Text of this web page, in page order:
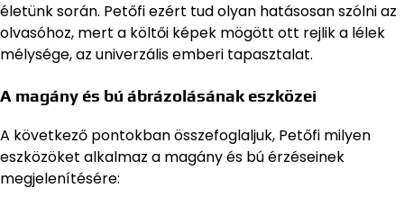
életünk során. Petőfi ezért tud olyan hatásosan szólni az
olvasóhoz, mert a költői képek mögött ott rejlik a lélek
mélysége, az univerzális emberi tapasztalat.
A magány és bú ábrázolásának eszközei
A következő pontokban összefoglaljuk, Petőfi milyen
eszközöket alkalmaz a magány és bú érzéseinek
megjelenítésére: